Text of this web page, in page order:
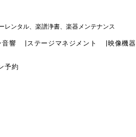
ンタル、楽譜浄書、楽器メンテナンス
音響 |ステージマネジメント |映像機器
予約